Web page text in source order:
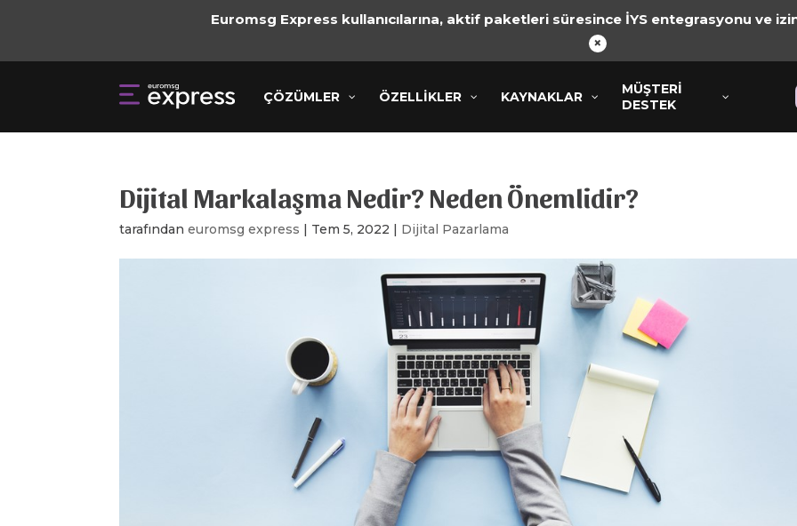
Euromsg Express kullanıcılarına, aktif paketleri süresince İYS entegrasyonu ve
×
ÇÖZÜMLER ÖZELLİKLER KAYNAKLAR
MÜŞTERI
DESTEK
ÇÖZÜMLER ÖZELLİKLER KAYNAKLAR
MÜŞTERI
DESTEK
Dijital Markalaşma Nedir? Neden Önemlidir?
tarafındaneuromsg express | Tem 5, 2022 | Dijital Pazarlama